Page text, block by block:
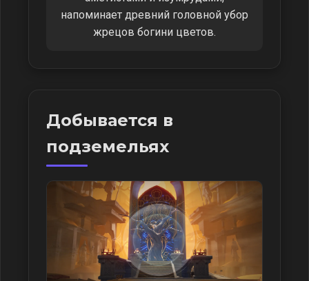
напоминает древний головной убор
жрецов богини цветов.
Добывается в
подземельях